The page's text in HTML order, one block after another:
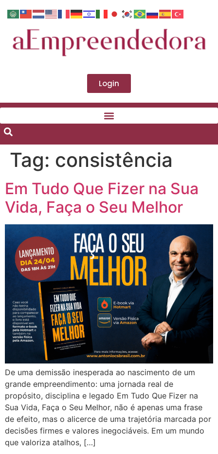
Login
Tag: consistência
Em Tudo Que Fizer na Sua
Vida, Faça o Seu Melhor
De uma demissão inesperada ao nascimento de um
grande empreendimento: uma jornada real de
propósito, disciplina e legado Em Tudo Que Fizer na
Sua Vida, Faça o Seu Melhor, não é apenas uma frase
de efeito, mas o alicerce de uma trajetória marcada por
decisões firmes e valores inegociáveis. Em um mundo
que valoriza atalhos, […]